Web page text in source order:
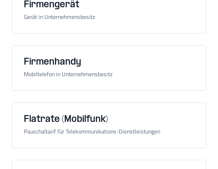
Firmengerät
Gerät in Unternehmensbesitz
Firmenhandy
Mobiltelefon in Unternehmensbesitz
Flatrate (Mobilfunk)
Pauschaltarif für Telekommunikations-Dienstleistungen